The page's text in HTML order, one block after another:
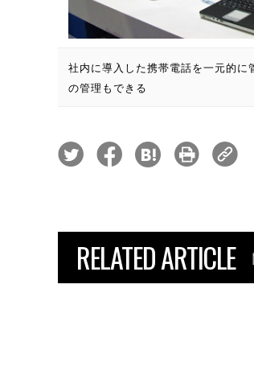
社内に導入した携帯電話を一元的
の管理もできる
RELATED ARTICLE